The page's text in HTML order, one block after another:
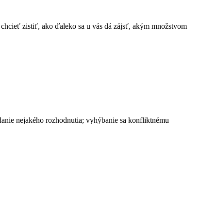
zistiť, ako ďaleko sa u vás dá zájsť, akým množstvom
nejakého rozhodnutia; vyhýbanie sa konfliktnému